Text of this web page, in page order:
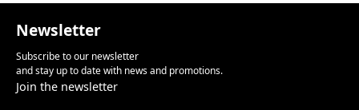
Newsletter
Subscribe to our newsletter
and stay up to date with news and promotions.
Join the newsletter